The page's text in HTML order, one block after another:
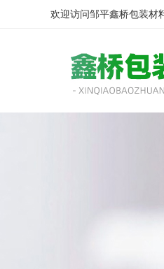
欢迎访问邹平鑫桥包装材